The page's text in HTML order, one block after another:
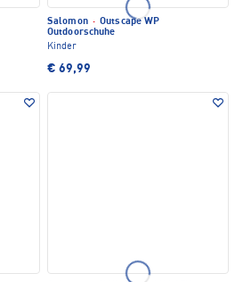
Salomon · Outscape WP
Outdoorschuhe
Kinder
€ 69,99